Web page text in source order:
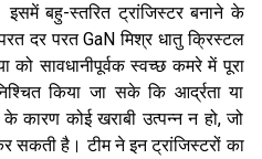
बहु-स्तरित ट्रांजिस्टर बनाने के
दर परत GaN मिश्र धातु क्रिस्टल
को सावधानीपूर्वक स्वच्छ कमरे में पूरा
किया जा सके कि आर्द्रता या
के कारण कोई खराबी उत्पन्न न हो, जो
सकती है। टीम ने इन ट्रांजिस्टरों का